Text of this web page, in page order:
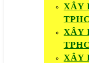
XÂY
XÂY
XÂY